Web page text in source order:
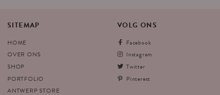
SITEMAP
HOME
OVER ONS
SHOP
PORTFOLIO
ANTWERP STORE
VOLG ONS
Facebook
Instagram
Twitter
Pinterest